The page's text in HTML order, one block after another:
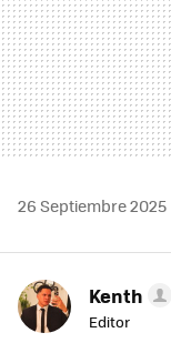
26 Septiembre 2025
Kenth
Editor